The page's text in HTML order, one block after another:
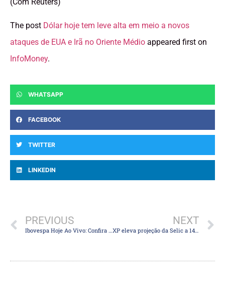
The post Dólar hoje tem leve alta em meio a novos
ataques de EUA e Irã no Oriente Médio appeared first on
InfoMoney.
WHATSAPP
FACEBOOK
TWITTER
LINKEDIN
PREVIOUS NEXT
XP eleva projeção da Selic a 14% e inflação em 5,3% para o fim de 2026